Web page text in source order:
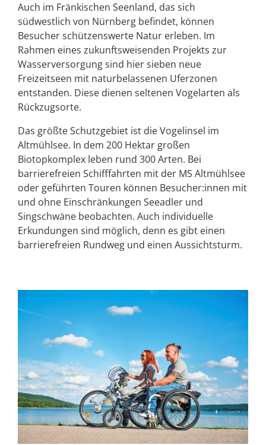
Auch im Fränkischen Seenland, das sich
südwestlich von Nürnberg befindet, können
Besucher schützenswerte Natur erleben. Im
Rahmen eines zukunftsweisenden Projekts zur
Wasserversorgung sind hier sieben neue
Freizeitseen mit naturbelassenen Uferzonen
entstanden. Diese dienen seltenen Vogelarten als
Rückzugsorte.
Das größte Schutzgebiet ist die Vogelinsel im
Altmühlsee. In dem 200 Hektar großen
Biotopkomplex leben rund 300 Arten. Bei
barrierefreien Schifffahrten mit der MS Altmühlsee
oder geführten Touren können Besucher:innen mit
und ohne Einschränkungen Seeadler und
Singschwäne beobachten. Auch individuelle
Erkundungen sind möglich, denn es gibt einen
barrierefreien Rundweg und einen Aussichtsturm.